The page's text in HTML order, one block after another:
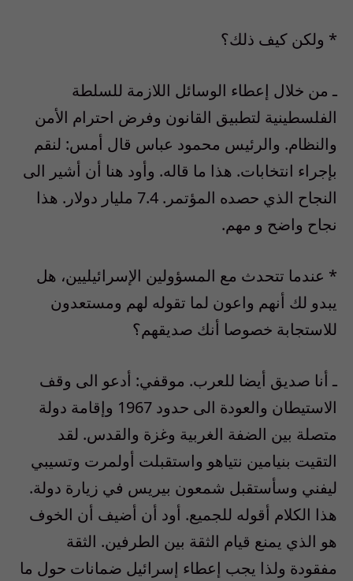
* ولكن كيف ذلك؟
ـ من خلال إعطاء الوسائل اللازمة للسلطة
الفلسطينية لتطبيق القانون وفرض احترام الأمن
والنظام. والرئيس محمود عباس قال أمس: لنقم
بإجراء انتخابات. هذا ما قاله. وأود هنا أن أشير الى
النجاح الذي حصده المؤتمر. 7.4 مليار دولار. هذا
نجاح واضح و مهم.
* عندما تتحدث مع المسؤولين الإسرائيليين، هل
يبدو لك أنهم واعون لما تقوله لهم ومستعدون
للاستجابة خصوصا أنك صديقهم؟
ـ أنا صديق أيضا للعرب. موقفي: أدعو الى وقف
الاستيطان والعودة الى حدود 1967 وإقامة دولة
متصلة بين الضفة الغربية وغزة والقدس. لقد
التقيت بنيامين نتياهو واستقبلت أولمرت وتسيبي
ليفني وسأستقبل شمعون بيريس في زيارة دولة.
هذا الكلام أقوله للجميع. أود أن أضيف أن الخوف
هو الذي يمنع قيام الثقة بين الطرفين. الثقة
مفقودة ولذا يجب إعطاء إسرائيل ضمانات حول ما